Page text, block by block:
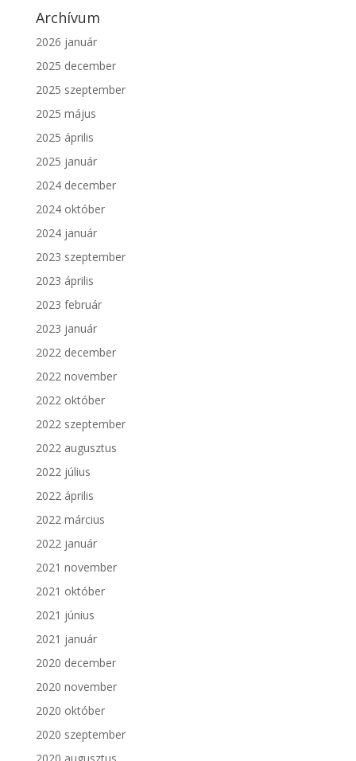
Archívum
2026 január
2025 december
2025 szeptember
2025 május
2025 április
2025 január
2024 december
2024 október
2024 január
2023 szeptember
2023 április
2023 február
2023 január
2022 december
2022 november
2022 október
2022 szeptember
2022 augusztus
2022 július
2022 április
2022 március
2022 január
2021 november
2021 október
2021 június
2021 január
2020 december
2020 november
2020 október
2020 szeptember